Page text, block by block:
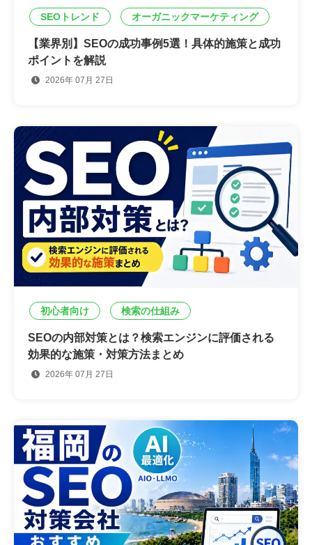
SEOトレンド オーガニックマーケティング
【業界別】SEOの成功事例5選！具体的施策と成功
ポイントを解説
2026年 07月 27日
初心者向け 検索の仕組み
SEOの内部対策とは？検索エンジンに評価される
効果的な施策・対策方法まとめ
2026年 07月 27日